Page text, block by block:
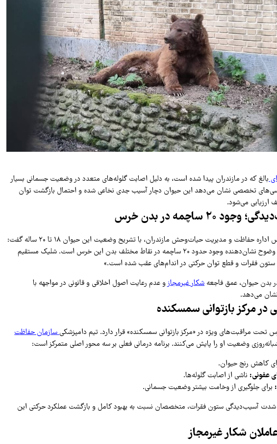
بالغ که در مازندران پیدا شده است، به دلیل اصابت گلوله‌های متعدد در وضعیت جسمانی بسیار
تخصصی نشان می‌دهد این حیوان دچار آسیب جدی نخاعی شده و احتمال بازگشت توان
ارزیابی می‌شود.
۲۰ ساچمه در بدن خرس
علیرضا ابراهیمی، رئیس اداره حفاظت و مدیریت حیات‌وحش مازندران، با تشریح وضعیت این حیوان ۱۸ تا ۲۰ ساله گفت:
«تصاویر رادیولوژی به وضوح نشان‌دهنده وجود حدود ۲۰ ساچمه در نقاط مختلف بدن این خرس است. شلیک مستقیم
فقرات و قطع توان حرکتی در اندام‌های عقب شده است.»
بدن حیوان، عمق فاجعهشکار غیرمجازو عدم رعایت اصول اخلاقی و قانونی در مواجهه با
می‌دهد.
در مرکز بازتوانی سمسکنده
مراقبت‌های ویژه در «مرکز بازتوانی سمسکنده» قرار دارد. تیم دامپزشکیسازمان حفاظت
وضعیت او را پایش می‌کنند. برنامه درمانی فعلی بر سه محور اصلی متمرکز است:
کاهش رنج حیوان.
عفونی: ناشی از اصابت گلوله‌ها.
برای جلوگیری از وخامت بیشتر وضعیت جسمانی.
شدت آسیب‌دیدگی ستون فقرات، متخصصان نسبت به بهبود کامل و بازگشت عملکرد حرکتی این
شکار غیرمجاز